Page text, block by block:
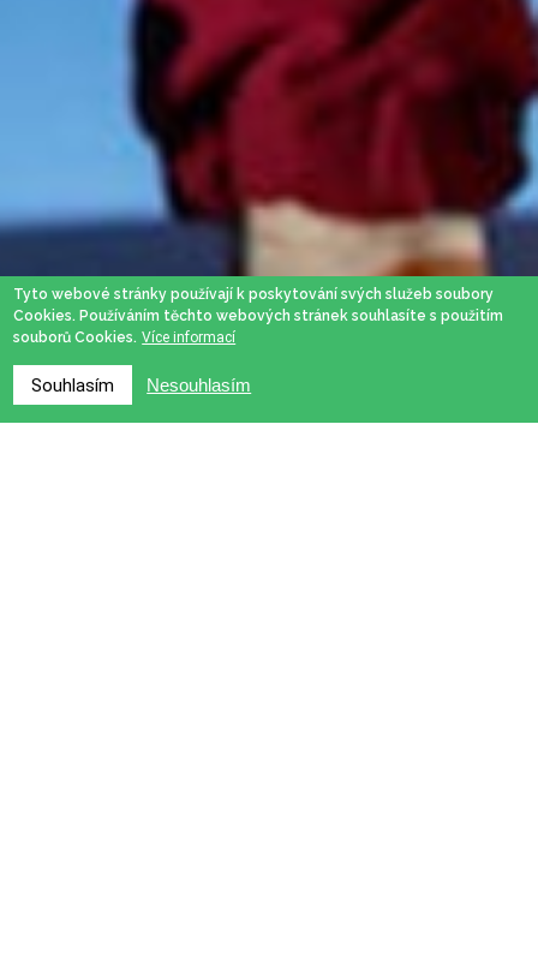
Tyto webové stránky používají k poskytování svých služeb soubory
Cookies. Používáním těchto webových stránek souhlasíte s použitím
souborů Cookies. Více informací
Souhlasím Nesouhlasím